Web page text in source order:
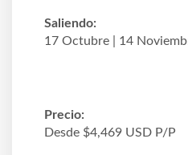
Saliendo:
17 Octubre | 14
Precio:
Desde $4,469 USD P/P